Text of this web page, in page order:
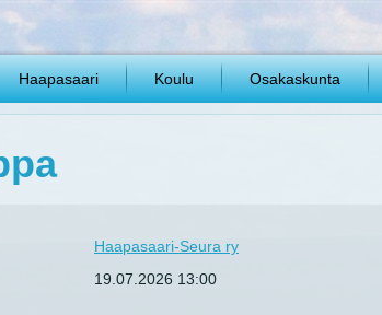
Haapasaari Koulu Osakaskunta
Haapasaari-Seura ry
19.07.2026 13:00